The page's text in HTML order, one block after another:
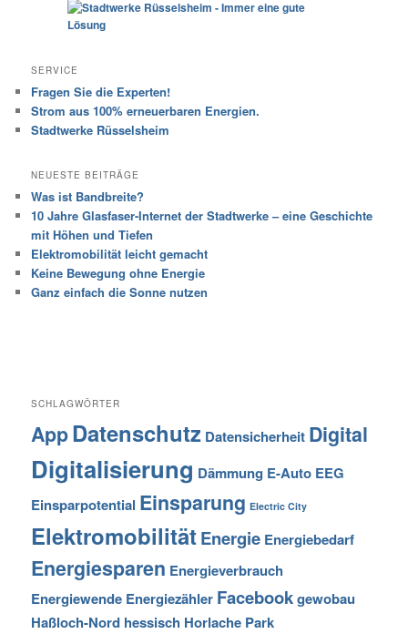
SERVICE
Fragen Sie die Experten!
Strom aus 100% erneuerbaren Energien.
Stadtwerke Rüsselsheim
NEUESTE BEITRÄGE
Was ist Bandbreite?
10 Jahre Glasfaser-Internet der Stadtwerke – eine Geschichte
mit Höhen und Tiefen
Elektromobilität leicht gemacht
Keine Bewegung ohne Energie
Ganz einfach die Sonne nutzen
SCHLAGWÖRTER
AppDatenschutz Datensicherheit Digital
Digitalisierung Dämmung E-Auto EEG
Einsparpotential Einsparung Electric City
ElektromobilitätEnergie Energiebedarf
Energiesparen Energieverbrauch
Energiewende Energiezähler Facebookgewobau
Haßloch-Nord hessisch Horlache Park